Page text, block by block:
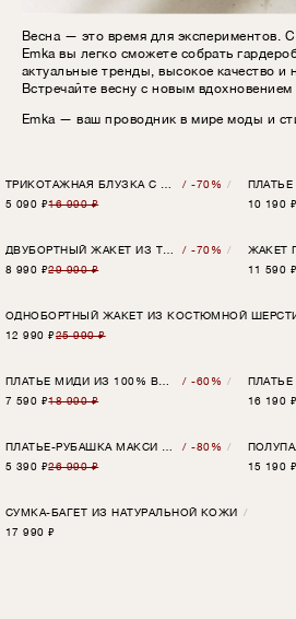
Весна — это время для экспериментов.
Emka вы легко сможете собрать
актуальные тренды, высокое качество и
Встречайте весну с новым
Emka — ваш проводник в мире моды и
⋮⋮
-70%
5 090 ₽16 990 ₽ ⋮⋮
10 190
⋮⋮
-70%
8 990 ₽29 990 ₽ ⋮⋮
11 590
⋮⋮
ОДНОБОРТНЫЙ ЖАКЕТ ИЗ КОСТЮМНОЙ
12 990 ₽25 990 ₽
⋮⋮
-60%
7 590 ₽18 990 ₽ ⋮⋮
16 190
⋮⋮
-80%
5 390 ₽26 990 ₽ ⋮⋮
15 190
⋮⋮
СУМКА-БАГЕТ ИЗ НАТУРАЛЬНОЙ КОЖИ
17 990 ₽